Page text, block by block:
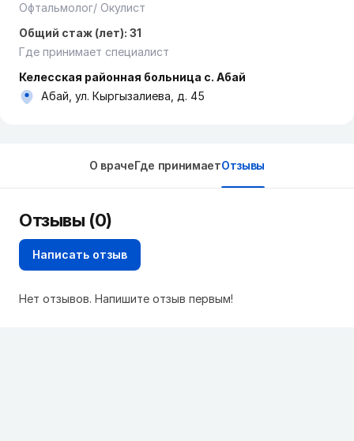
Офтальмолог/ Окулист
Общий стаж (лет): 31
Где принимает специалист
Келесская районная больница с. Абай
Абай, ул. Кыргызалиева, д. 45
О врачеГде принимаетОтзывы
Отзывы (0)
Написать отзыв
Нет отзывов. Напишите отзыв первым!